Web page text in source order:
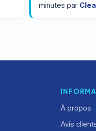
minutes par
À propos
Avis